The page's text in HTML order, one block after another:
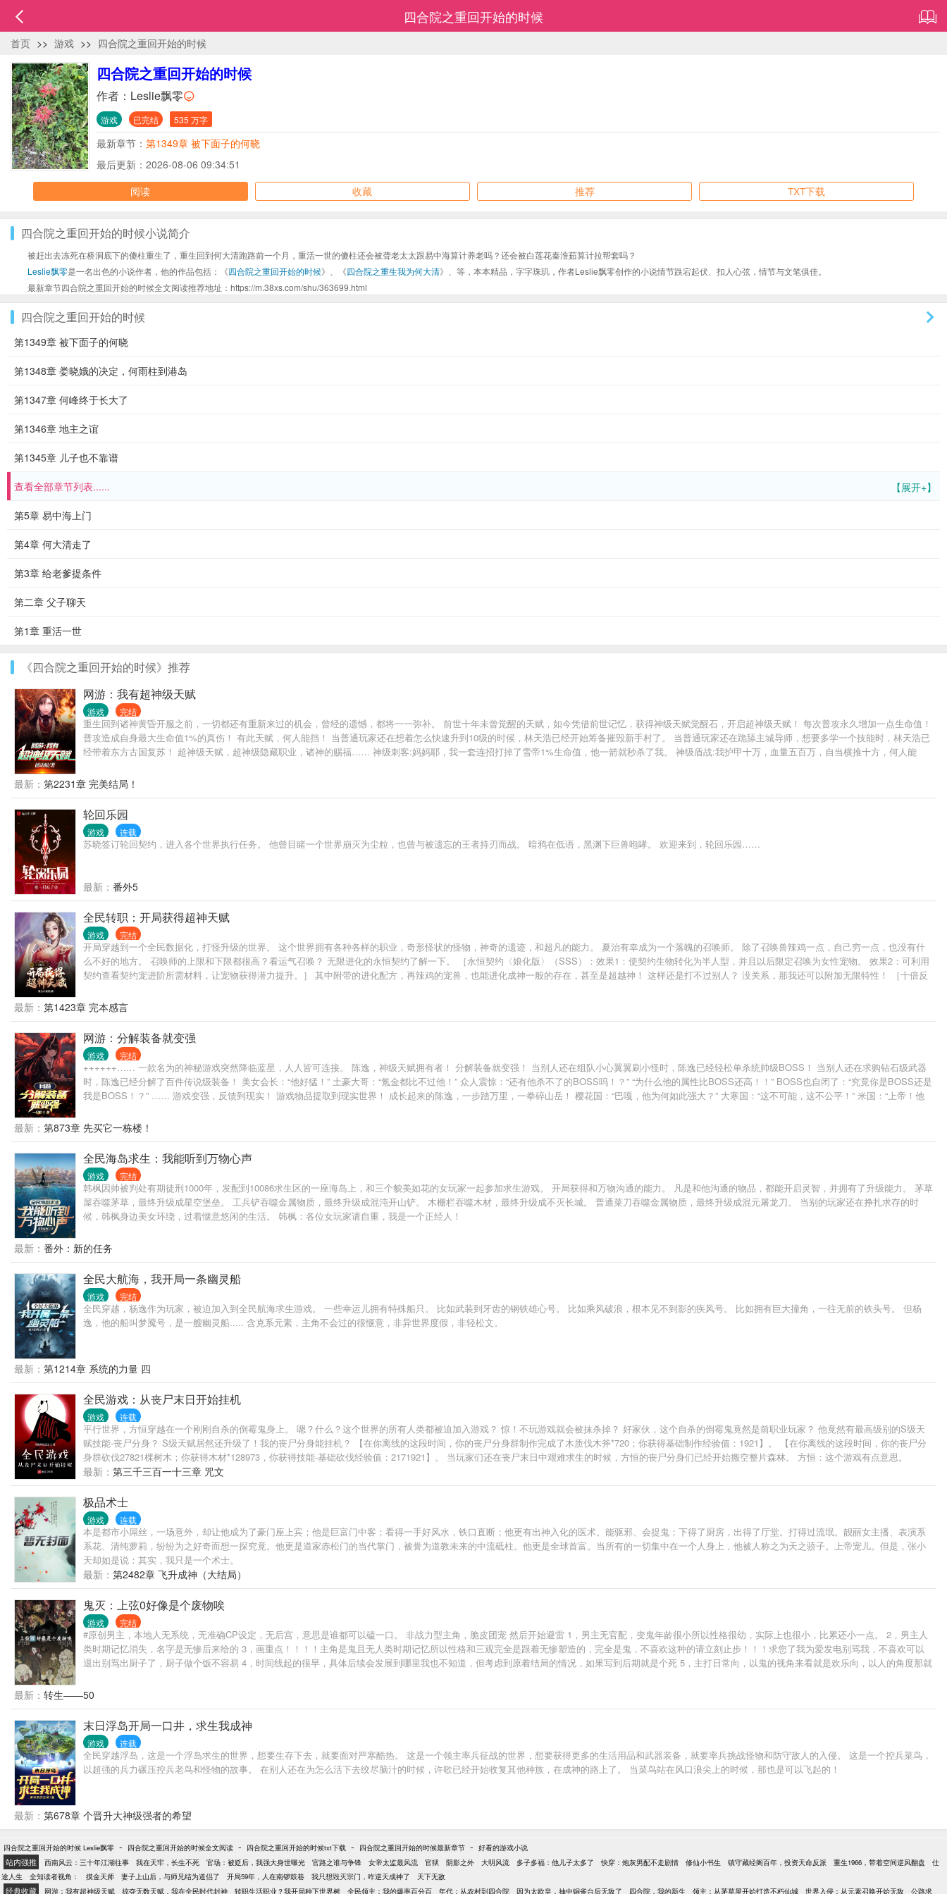
四合院之重回开始的时候
首页 >> 游戏 >> 四合院之重回开始的时候
四合院之重回开始的时候
作者： Leslie飘零
游戏 已完结 535 万字
最新章节： 第1349章 被下面子的何晓
最后更新：2026-08-06 09:34:51
阅读
收藏 推荐 TXT下载
四合院之重回开始的时候小说简介
被赶出去冻死在桥洞底下的傻柱重生了，重生回到何大清跑路前一个月，重活一世的傻柱还会被聋老太太跟易中海算计养老吗？还会被白莲花秦淮茹算计拉帮套吗？
Leslie飘零是一名出色的小说作者，他的作品包括：《四合院之重回开始的时候》、《四合院之重生我为何大清》、等，本本精品，字字珠玑，作者Leslie飘零创作的小说情节跌宕起伏、扣人心弦，情节与文笔俱佳。
最新章节四合院之重回开始的时候全文阅读推荐地址：https://m.38xs.com/shu/363699.html
四合院之重回开始的时候
第1349章 被下面子的何晓
第1348章 娄晓娥的决定，何雨柱到港岛
第1347章 何峰终于长大了
第1346章 地主之谊
第1345章 儿子也不靠谱
【展开+】
查看全部章节列表......
第5章 易中海上门
第4章 何大清走了
第3章 给老爹提条件
第二章 父子聊天
第1章 重活一世
《四合院之重回开始的时候》推荐
网游：我有超神级天赋
游戏 完结
重生回到诸神黄昏开服之前，一切都还有重新来过的机会，曾经的遗憾，都将一一弥补。 前世十年未曾觉醒的天赋，如今凭借前世记忆，获得神级天赋觉醒石，开启超神级天赋！ 每次普攻永久增加一点生命值！
普攻造成自身最大生命值1%的真伤！ 有此天赋，何人能挡！ 当普通玩家还在想着怎么快速升到10级的时候，林天浩已经开始筹备摧毁新手村了。 当普通玩家还在跪舔主城导师，想要多学一个技能时，林天浩已
经带着东方古国复苏！ 超神级天赋，超神级隐藏职业，诸神的赐福…… 神级刺客:妈妈耶，我一套连招打掉了雪帝1%生命值，他一箭就秒杀了我。 神级盾战:我护甲十万，血量五百万，自当横推十方，何人能
最新： 第2231章 完美结局！
轮回乐园
游戏 连载
苏晓签订轮回契约，进入各个世界执行任务。 他曾目睹一个世界崩灭为尘粒，也曾与被遗忘的王者持刃而战。 暗鸦在低语，黑渊下巨兽咆哮。 欢迎来到，轮回乐园……
最新： 番外5
全民转职：开局获得超神天赋
游戏 完结
开局穿越到一个全民数据化，打怪升级的世界。 这个世界拥有各种各样的职业，奇形怪状的怪物，神奇的遗迹，和超凡的能力。 夏治有幸成为一个落魄的召唤师。 除了召唤兽辣鸡一点，自己穷一点，也没有什
么不好的地方。 召唤师的上限和下限都很高？看运气召唤？ 无限进化的永恒契约了解一下。 ［永恒契约〈娘化版〉（SSS）：效果1：使契约生物转化为半人型，并且以后限定召唤为女性宠物。 效果2：可利用
契约查看契约宠进阶所需材料，让宠物获得潜力提升。］ 其中附带的进化配方，再辣鸡的宠兽，也能进化成神一般的存在，甚至是超越神！ 这样还是打不过别人？ 没关系，那我还可以附加无限特性！ ［十倍反
夏天有了不一样的快乐……
最新： 第1423章 完本感言
网游：分解装备就变强
游戏 完结
++++++…… 一款名为的神秘游戏突然降临蓝星，人人皆可连接。 陈逸，神级天赋拥有者！ 分解装备就变强！ 当别人还在组队小心翼翼刷小怪时，陈逸已经轻松单杀统帅级BOSS！ 当别人还在求购钻石级武器
时，陈逸已经分解了百件传说级装备！ 美女会长：“他好猛！” 土豪大哥：“氪金都比不过他！” 众人震惊：“还有他杀不了的BOSS吗！？” “为什么他的属性比BOSS还高！！” BOSS也自闭了：“究竟你是BOSS还是
我是BOSS！？” …… 游戏变强，反馈到现实！ 游戏物品提取到现实世界！ 成长起来的陈逸，一步踏万里，一拳碎山岳！ 樱花国：“巴嘎，他为何如此强大？” 大寒国：“这不可能，这不公平！” 米国：“上帝！他
最新： 第873章 先买它一栋楼！
全民海岛求生：我能听到万物心声
游戏 完结
韩枫因帅被判处有期徒刑1000年，发配到10086求生区的一座海岛上，和三个貌美如花的女玩家一起参加求生游戏。 开局获得和万物沟通的能力。 凡是和他沟通的物品，都能开启灵智，并拥有了升级能力。 茅草
屋吞噬茅草，最终升级成星空堡垒。 工兵铲吞噬金属物质，最终升级成混沌开山铲。 木栅栏吞噬木材，最终升级成不灭长城。 普通菜刀吞噬金属物质，最终升级成混元屠龙刀。 当别的玩家还在挣扎求存的时
候，韩枫身边美女环绕，过着惬意悠闲的生活。 韩枫：各位女玩家请自重，我是一个正经人！
最新： 番外：新的任务
全民大航海，我开局一条幽灵船
游戏 完结
全民穿越，杨逸作为玩家，被迫加入到全民航海求生游戏。 一些幸运儿拥有特殊船只。 比如武装到牙齿的钢铁雄心号。 比如乘风破浪，根本见不到影的疾风号。 比如拥有巨大撞角，一往无前的铁头号。 但杨
逸，他的船叫梦魇号，是一艘幽灵船..... 含克系元素，主角不会过的很惬意，非异世界度假，非轻松文。
最新： 第1214章 系统的力量 四
全民游戏：从丧尸末日开始挂机
游戏 连载
平行世界，方恒穿越在一个刚刚自杀的倒霉鬼身上。 嗯？什么？这个世界的所有人类都被迫加入游戏？ 惊！不玩游戏就会被抹杀掉？ 好家伙，这个自杀的倒霉鬼竟然是前职业玩家？ 他竟然有最高级别的S级天
赋技能-丧尸分身？ S级天赋居然还升级了！我的丧尸分身能挂机？ 【在你离线的这段时间，你的丧尸分身群制作完成了木质伐木斧*720；你获得基础制作经验值：1921】。 【在你离线的这段时间，你的丧尸分
身群砍伐27821棵树木；你获得木材*128973，你获得技能-基础砍伐经验值：2171921】。 当玩家们还在丧尸末日中艰难求生的时候，方恒的丧尸分身们已经开始搬空整片森林。 方恒：这个游戏有点意思。
最新： 第三千三百一十三章 咒文
极品术士
游戏 连载
本是都市小屌丝，一场意外，却让他成为了豪门座上宾；他是巨富门中客；看得一手好风水，铁口直断；他更有出神入化的医术。能驱邪、会捉鬼；下得了厨房，出得了厅堂。打得过流氓。靓丽女主播、表演系
系花、清纯萝莉，纷纷为之好奇而想一探究竟。他更是道家赤松门的当代掌门，被誉为道教未来的中流砥柱。他更是全球首富。当所有的一切集中在一个人身上，他被人称之为天之骄子。上帝宠儿。但是，张小
天却如是说：其实，我只是一个术士。
最新： 第2482章 飞升成神（大结局）
鬼灭：上弦0好像是个废物唉
游戏 完结
#原创男主，本地人无系统，无准确CP设定，无后宫，意思是谁都可以磕一口。 非战力型主角，脆皮团宠 然后开始避雷 1，男主无官配，变鬼年龄很小所以性格很幼，实际上也很小，比累还小一点。 2，男主人
类时期记忆消失，名字是无惨后来给的 3，画重点！！！！主角是鬼且无人类时期记忆所以性格和三观完全是跟着无惨塑造的，完全是鬼，不喜欢这种的请立刻止步！！！求您了我为爱发电别骂我，不喜欢可以
退出别骂出厨子了，厨子做个饭不容易 4，时间线起的很早，具体后续会发展到哪里我也不知道，但考虑到原着结局的情况，如果写到后期就是个死 5，主打日常向，以鬼的视角来看就是欢乐向，以人的角度那就
上来就骂，孩子胆儿小。 目前只想到这些先这样，之后完善。
最新： 转生——50
末日浮岛开局一口井，求生我成神
游戏 连载
全民穿越浮岛，这是一个浮岛求生的世界，想要生存下去，就要面对严寒酷热。 这是一个领主率兵征战的世界，想要获得更多的生活用品和武器装备，就要率兵挑战怪物和防守敌人的入侵。 这是一个控兵菜鸟，
以超强的兵力碾压控兵老鸟和怪物的故事。 在别人还在为怎么活下去绞尽脑汁的时候，许歌已经开始收复其他种族，在成神的路上了。 当菜鸟站在风口浪尖上的时候，那也是可以飞起的！
最新： 第678章 个晋升大神级强者的希望
四合院之重回开始的时候 Leslie飘零 - 四合院之重回开始的时候全文阅读 - 四合院之重回开始的时候txt下载 - 四合院之重回开始的时候最新章节 - 好看的游戏小说
站内强推 西南风云：三十年江湖往事 我在天牢，长生不死 官场：被贬后，我强大身世曝光 官路之谁与争锋 女帝太监最风流 官狱 阴影之外 大明风流 多子多福：他儿子太多了 快穿：炮灰男配不走剧情 修仙小书生 镇守藏经阁百年，投资天命反派 重生1966，带着空间逆风翻盘
仕
途人生
全知读者视角： 摸金天师 妻子上山后，与师兄结为道侣了 开局59年，人在南锣鼓巷 我只想毁灭宗门，咋逆天成神了 天下无敌
经典收藏 网游：我有超神级天赋 掠夺无数天赋，我在全民时代封神 转职生活职业？我开局种下世界树 全民领主：我的爆率百分百 年代：从农村到四合院 因为太欧皇，抽中铜雀台后无敌了 四合院，我的新生 领主：从茅草屋开始打造不朽仙城 世界入侵：从元素召唤开始无敌 公路求